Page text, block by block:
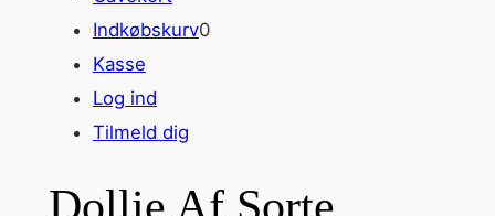
Indkøbskurv0
Kasse
Log ind
Tilmeld dig